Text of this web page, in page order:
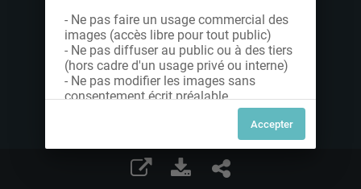
- Ne pas faire un usage commercial des
images (accès libre pour tout public)
- Ne pas diffuser au public ou à des tiers
(hors cadre d'un usage privé ou interne)
- Ne pas modifier les images sans
consentement écrit préalable
Dans le cas contraire, nous vous invitons
à nous contacter afin de solliciter le type
de Licence souhaitée parmi celles
proposées et le cas échéant, acquitter